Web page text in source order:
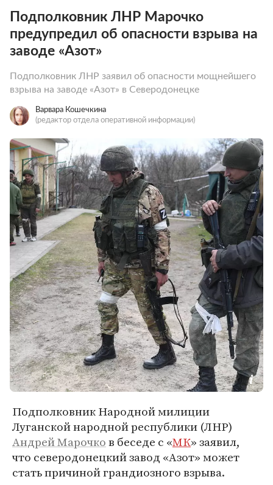
Подполковник ЛНР Марочко
предупредил об опасности взрыва на
заводе «Азот»
Подполковник ЛНР заявил об опасности мощнейшего
взрыва на заводе «Азот» в Северодонецке
Варвара Кошечкина
(редактор отдела оперативной информации)
Подполковник Народной милиции
Луганской народной республики (ЛНР)
Андрей Марочков беседе с «МК» заявил,
что северодонецкий завод «Азот» может
стать причиной грандиозного взрыва.